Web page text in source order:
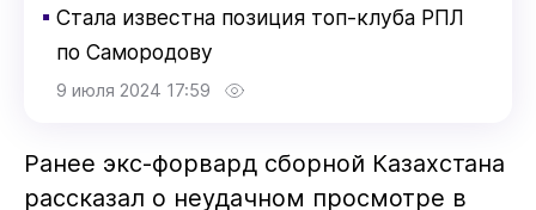
▪ Стала известна позиция топ-клуба РПЛ
по Самородову
9 июля 2024 17:59
Ранее экс-форвард сборной Казахстана
рассказал о неудачном просмотре в